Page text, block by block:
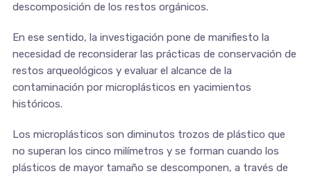
descomposición de los restos orgánicos.
En ese sentido, la investigación pone de manifiesto la
necesidad de reconsiderar las prácticas de conservación de
restos arqueológicos y evaluar el alcance de la
contaminación por microplásticos en yacimientos
históricos.
Los microplásticos son diminutos trozos de plástico que
no superan los cinco milímetros y se forman cuando los
plásticos de mayor tamaño se descomponen, a través de